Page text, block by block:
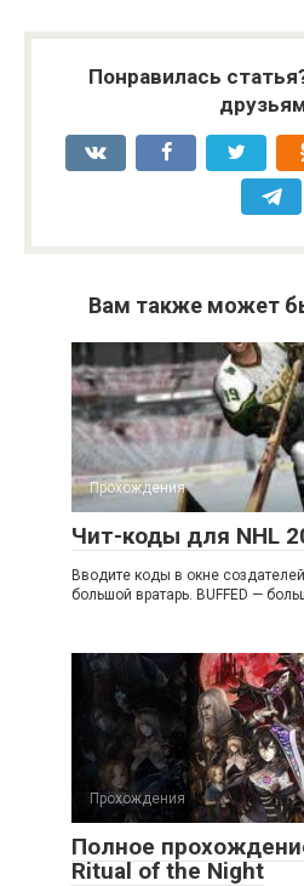
Понравилась
Вам также может
Прохождения
Чит-коды для NHL
Вводите коды в окне
большой вратарь. BUFFED —
Прохождения
Полное
Ritual of the Night